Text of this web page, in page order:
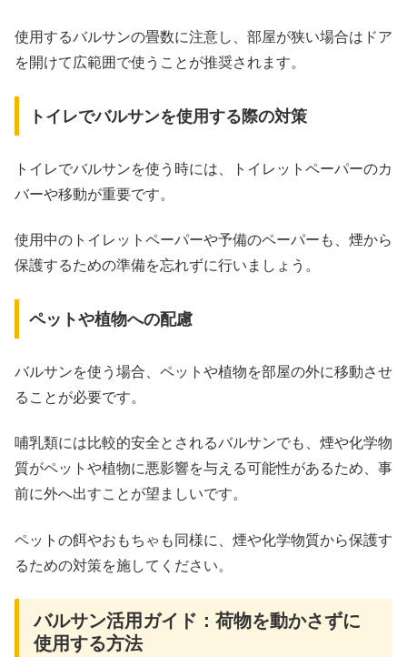
使用するバルサンの畳数に注意し、部屋が狭い場合はドア
を開けて広範囲で使うことが推奨されます。
トイレでバルサンを使用する際の対策
トイレでバルサンを使う時には、トイレットペーパーのカ
バーや移動が重要です。
使用中のトイレットペーパーや予備のペーパーも、煙から
保護するための準備を忘れずに行いましょう。
ペットや植物への配慮
バルサンを使う場合、ペットや植物を部屋の外に移動させ
ることが必要です。
哺乳類には比較的安全とされるバルサンでも、煙や化学物
質がペットや植物に悪影響を与える可能性があるため、事
前に外へ出すことが望ましいです。
ペットの餌やおもちゃも同様に、煙や化学物質から保護す
るための対策を施してください。
バルサン活用ガイド：荷物を動かさずに
使用する方法